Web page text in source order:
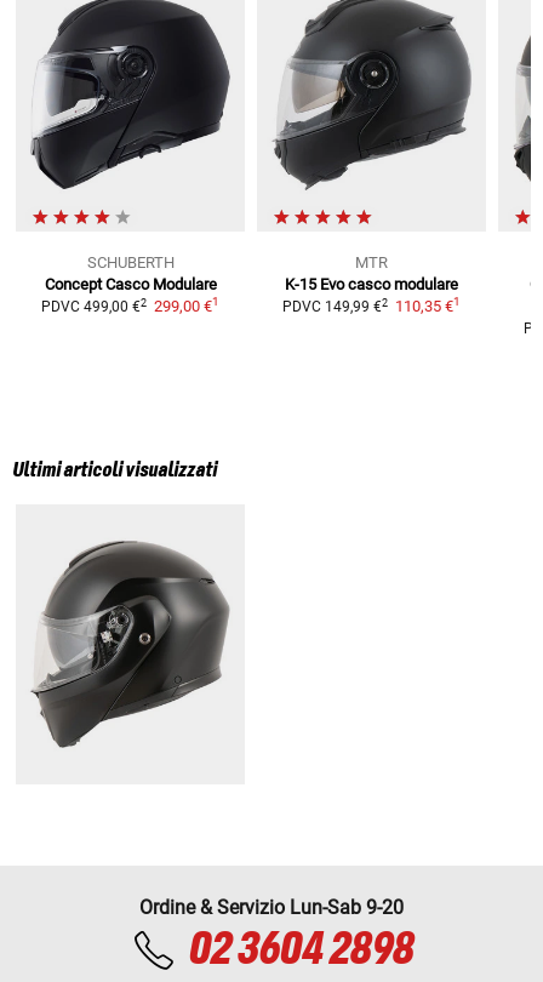
SCHUBERTH
Concept Casco Modulare
PDVC 499,00 €2 299,00 €1
MTR
K-15 Evo casco modulare
PDVC 149,99 €2 110,35 €1
Ultimi articoli visualizzati
Ordine & Servizio Lun-Sab 9-20
02 3604 2898